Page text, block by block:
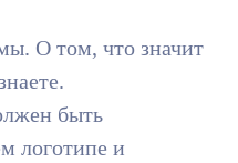
О том, что значит
быть
логотипе и